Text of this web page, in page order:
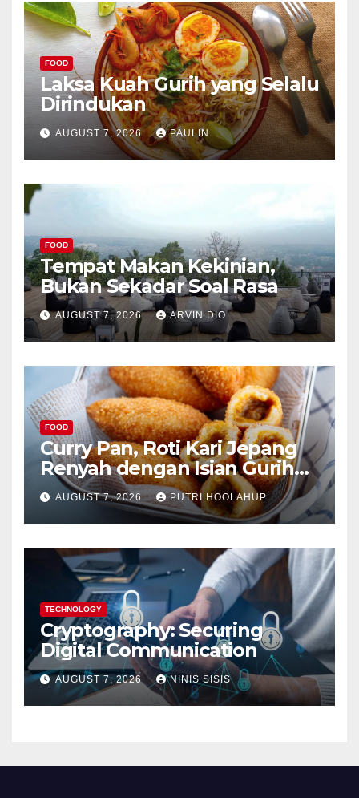
FOOD
Laksa Kuah Gurih yang Selalu
Dirindukan
AUGUST 7, 2026 PAULIN
FOOD
Tempat Makan Kekinian,
Bukan Sekadar Soal Rasa
AUGUST 7, 2026 ARVIN DIO
FOOD
Curry Pan, Roti Kari Jepang
Renyah dengan Isian Gurih
Menggoda
AUGUST 7, 2026 PUTRI HOOLAHUP
TECHNOLOGY
Cryptography: Securing
Digital Communication
AUGUST 7, 2026 NINIS SISIS